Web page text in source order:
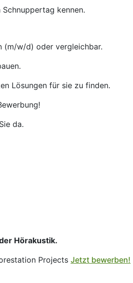
kennen.
(m/w/d) oder vergleichbar.
Lösungen für sie zu finden.
da.
Hörakustik.
Projects Jetzt bewerben!